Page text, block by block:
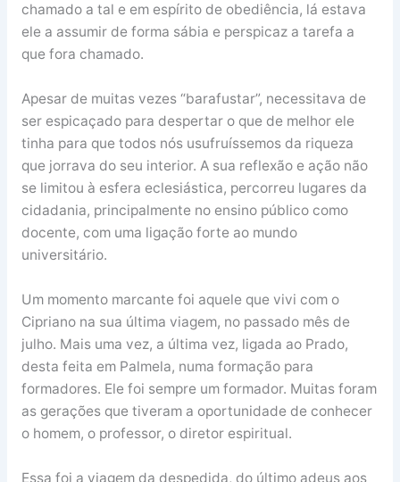
chamado a tal e em espírito de obediência, lá estava
ele a assumir de forma sábia e perspicaz a tarefa a
que fora chamado.
Apesar de muitas vezes “barafustar”, necessitava de
ser espicaçado para despertar o que de melhor ele
tinha para que todos nós usufruíssemos da riqueza
que jorrava do seu interior. A sua reflexão e ação não
se limitou à esfera eclesiástica, percorreu lugares da
cidadania, principalmente no ensino público como
docente, com uma ligação forte ao mundo
universitário.
Um momento marcante foi aquele que vivi com o
Cipriano na sua última viagem, no passado mês de
julho. Mais uma vez, a última vez, ligada ao Prado,
desta feita em Palmela, numa formação para
formadores. Ele foi sempre um formador. Muitas foram
as gerações que tiveram a oportunidade de conhecer
o homem, o professor, o diretor espiritual.
Essa foi a viagem da despedida, do último adeus aos